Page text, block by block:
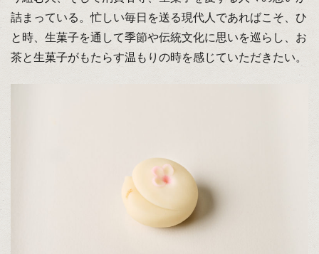
詰まっている。忙しい毎日を送る現代人であればこそ、ひ
と時、生菓子を通して季節や伝統文化に思いを巡らし、お
茶と生菓子がもたらす温もりの時を感じていただきたい。